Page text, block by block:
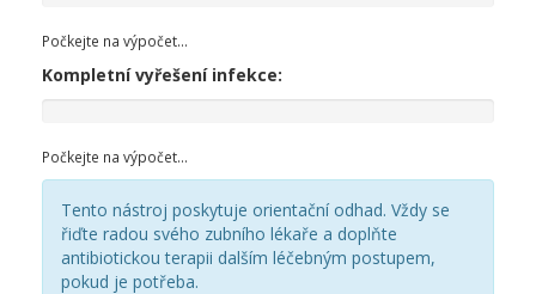
Počkejte na výpočet...
Kompletní vyřešení infekce:
Počkejte na výpočet...
Tento nástroj poskytuje orientační odhad. Vždy se
řiďte radou svého zubního lékaře a doplňte
antibiotickou terapii dalším léčebným postupem,
pokud je potřeba.